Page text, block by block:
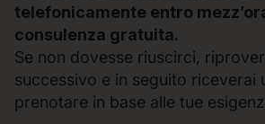
telefonicamente entro
consulenza gratuita.
Se non dovesse riuscirci,
successivo e in seguito riceverai
prenotare in base alle tue